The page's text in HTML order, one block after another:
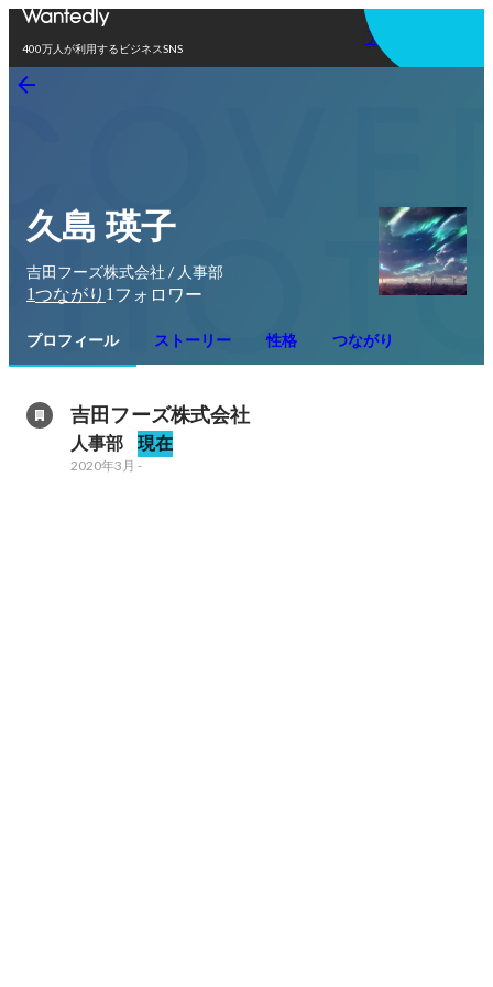
400万人が利用するビジネスSNS
アプリを使う
久島 瑛子
吉田フーズ株式会社 / 人事部
1つながり 1 フォロワー
プロフィール ストーリー 性格 つながり
吉田フーズ株式会社
人事部 現在
2020年3月 -